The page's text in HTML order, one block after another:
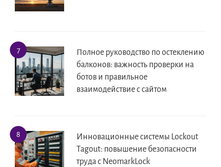
Полное руководство по остеклению
балконов: важность проверки на
ботов и правильное
взаимодействие с сайтом
Инновационные системы Lockout
Tagout: повышение безопасности
труда с NeomarkLock